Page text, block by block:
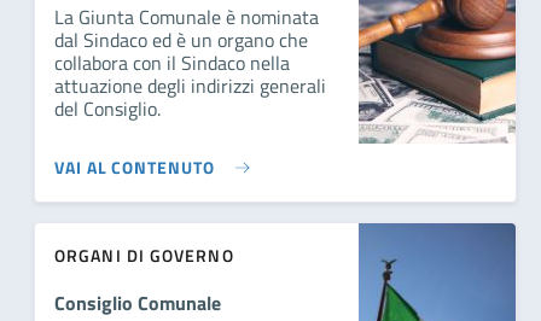
La Giunta Comunale è nominata
dal Sindaco ed è un organo che
collabora con il Sindaco nella
attuazione degli indirizzi generali
del Consiglio.
VAI AL CONTENUTO
ORGANI DI GOVERNO
Consiglio Comunale